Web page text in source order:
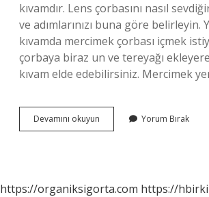
kıvamdır. Lens çorbasını nasıl
ve adımlarınızı buna göre belirleyin.
kıvamda mercimek çorbası içmek
çorbaya biraz un ve tereyağı
kıvam elde edebilirsiniz. Mercimek
Devamını okuyun Mercimek
Çorbası
Yorum Bırak
https://organiksigorta.com https://